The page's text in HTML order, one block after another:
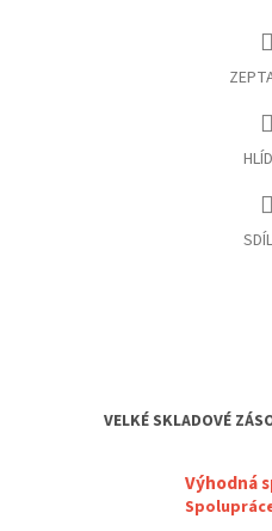
VELKÉ SKLADOVÉ
Výhodná